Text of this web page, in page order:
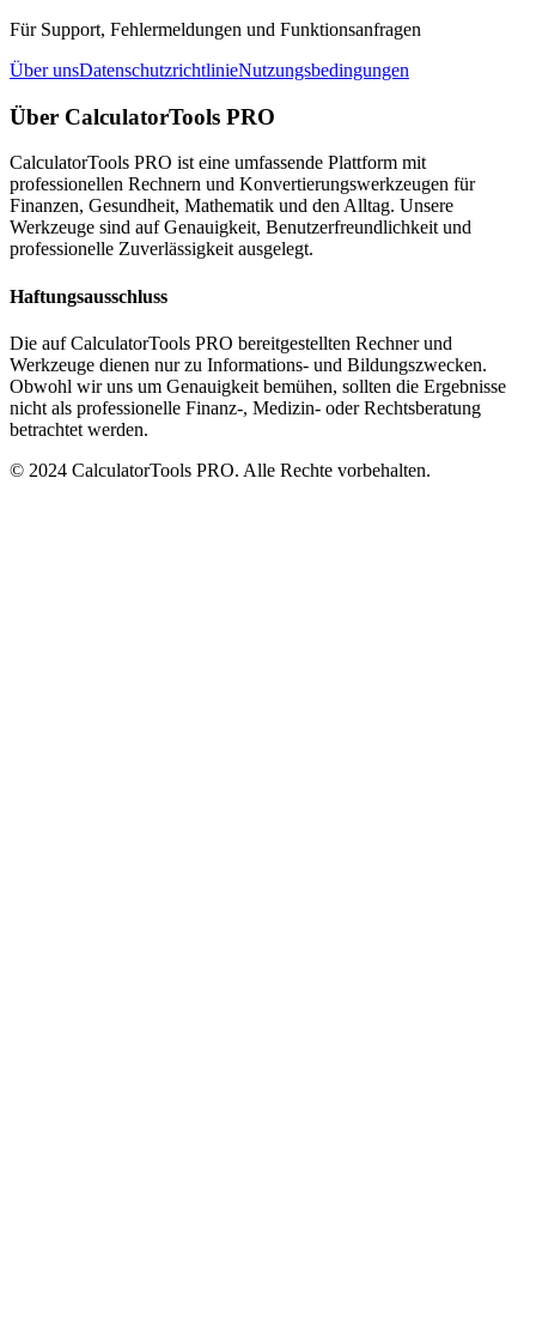
Für Support, Fehlermeldungen und Funktionsanfragen
Über unsDatenschutzrichtlinieNutzungsbedingungen
Über CalculatorTools PRO
CalculatorTools PRO ist eine umfassende Plattform mit
professionellen Rechnern und Konvertierungswerkzeugen für
Finanzen, Gesundheit, Mathematik und den Alltag. Unsere
Werkzeuge sind auf Genauigkeit, Benutzerfreundlichkeit und
professionelle Zuverlässigkeit ausgelegt.
Haftungsausschluss
Die auf CalculatorTools PRO bereitgestellten Rechner und
Werkzeuge dienen nur zu Informations- und Bildungszwecken.
Obwohl wir uns um Genauigkeit bemühen, sollten die Ergebnisse
nicht als professionelle Finanz-, Medizin- oder Rechtsberatung
betrachtet werden.
© 2024 CalculatorTools PRO. Alle Rechte vorbehalten.